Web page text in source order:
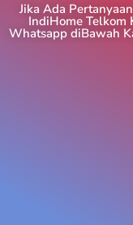
Jika Ada
IndiHome
Whatsapp diBawah